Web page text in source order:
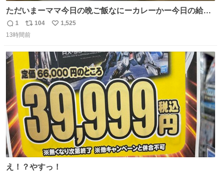
ただいまーママ今日の晩ご飯なにーカレーかー今日の給食
カレーだったよ明日雑巾いる
返
信
1
リ
ポ
ト
数
104
い
数
1,525
13時間前
え！？やすっ！